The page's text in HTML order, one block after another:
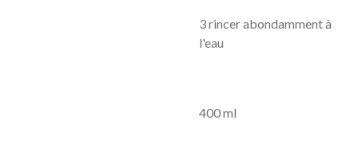
3 rincer abondamment à
l'eau
400 ml